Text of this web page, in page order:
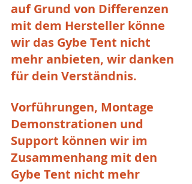
auf Grund von Differenzen
mit dem Hersteller könne
wir das Gybe Tent nicht
mehr anbieten, wir danken
für dein Verständnis.
Vorführungen, Montage
Demonstrationen und
Support können wir im
Zusammenhang mit den
Gybe Tent nicht mehr